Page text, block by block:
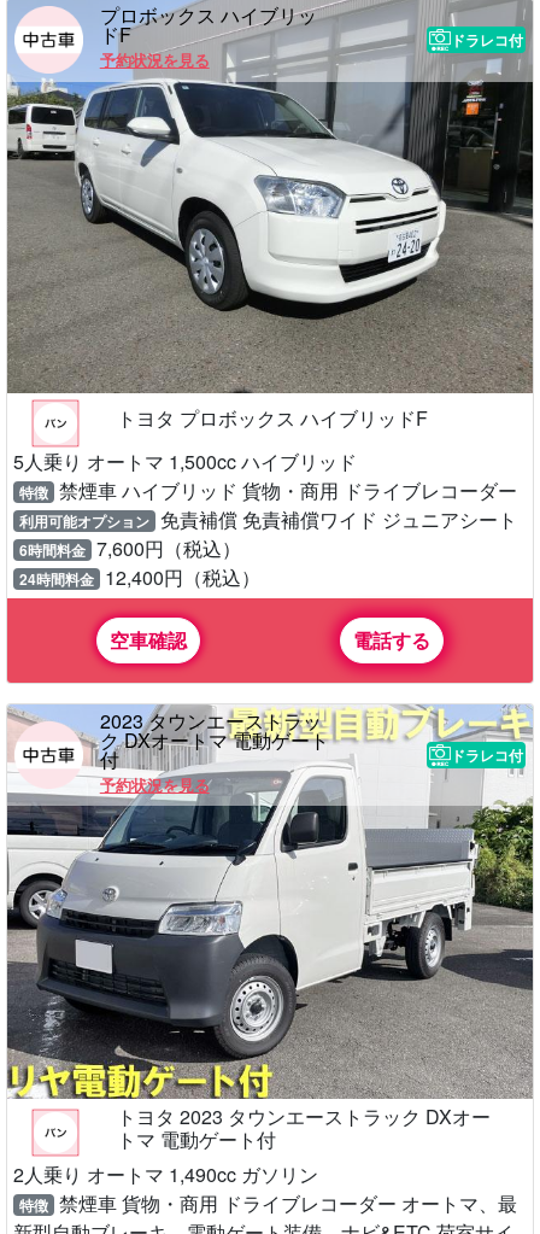
プロボックス ハイブリッ
ドF
予約状況を見る
ドラレコ付
トヨタ プロボックス ハイブリッドF
5人乗り オートマ 1,500cc ハイブリッド
特徴 禁煙車 ハイブリッド 貨物・商用 ドライブレコーダー
利用可能オプション 免責補償 免責補償ワイド ジュニアシート
6時間料金 7,600円（税込）
24時間料金 12,400円（税込）
空車確認 電話する
2023 タウンエーストラッ
ク DXオートマ 電動ゲート
付
予約状況を見る
ドラレコ付
トヨタ 2023 タウンエーストラック DXオー
トマ 電動ゲート付
2人乗り オートマ 1,490cc ガソリン
特徴 禁煙車 貨物・商用 ドライブレコーダー オートマ、最